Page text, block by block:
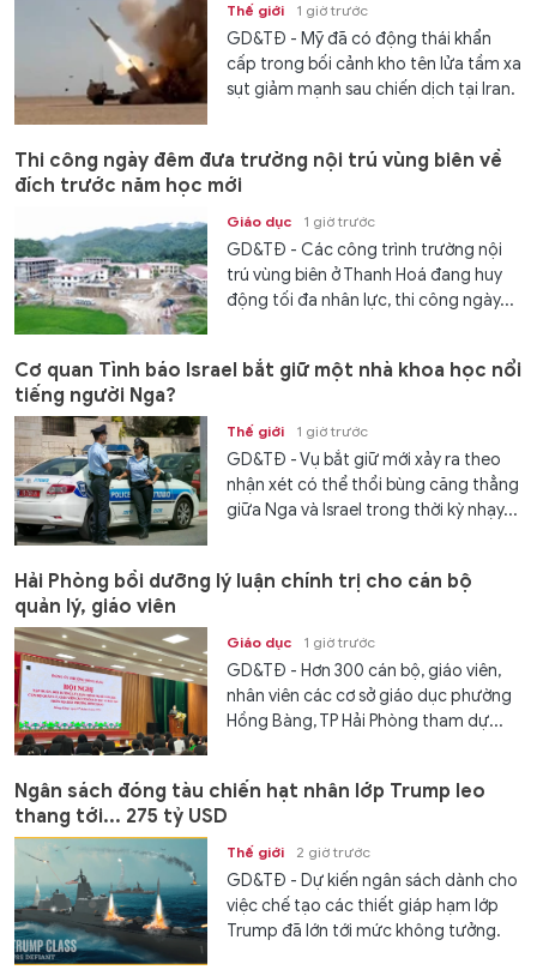
Thế giới 1 giờ trước
GD&TĐ - Mỹ đã có động thái khẩn
cấp trong bối cảnh kho tên lửa tầm xa
sụt giảm mạnh sau chiến dịch tại Iran.
Thi công ngày đêm đưa trường nội trú vùng biên về
đích trước năm học mới
Giáo dục 1 giờ trước
GD&TĐ - Các công trình trường nội
trú vùng biên ở Thanh Hoá đang huy
động tối đa nhân lực, thi công ngày...
Cơ quan Tình báo Israel bắt giữ một nhà khoa học nổi
tiếng người Nga?
Thế giới 1 giờ trước
GD&TĐ - Vụ bắt giữ mới xảy ra theo
nhận xét có thể thổi bùng căng thẳng
giữa Nga và Israel trong thời kỳ nhạy...
Hải Phòng bồi dưỡng lý luận chính trị cho cán bộ
quản lý, giáo viên
Giáo dục 1 giờ trước
GD&TĐ - Hơn 300 cán bộ, giáo viên,
nhân viên các cơ sở giáo dục phường
Hồng Bàng, TP Hải Phòng tham dự...
Ngân sách đóng tàu chiến hạt nhân lớp Trump leo
thang tới... 275 tỷ USD
Thế giới 2 giờ trước
GD&TĐ - Dự kiến ngân sách dành cho
việc chế tạo các thiết giáp hạm lớp
Trump đã lớn tới mức không tưởng.